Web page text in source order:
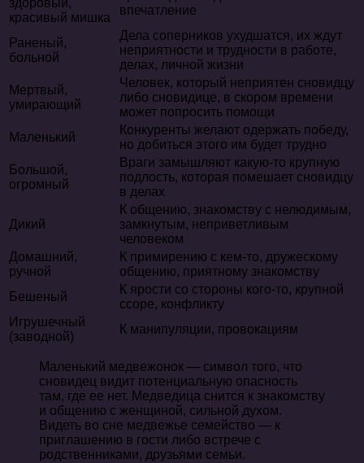
здоровый,
красивый мишка
впечатление
Раненый,
больной
Дела соперников ухудшатся, их ждут
неприятности и трудности в работе,
делах, личной жизни
Мертвый,
умирающий
Человек, который неприятен сновидцу
либо сновидице, в скором времени
может попросить помощи
Маленький
Конкуренты желают одержать победу,
но добиться этого им будет трудно
Большой,
огромный
Враги замышляют какую-то крупную
подлость, которая помешает сновидцу
в делах
Дикий
К общению, знакомству с нелюдимым,
замкнутым, неприветливым
человеком
Домашний,
ручной
К примирению с кем-то, дружескому
общению, приятному знакомству
Бешеный
К ярости со стороны кого-то, крупной
ссоре, конфликту
Игрушечный
(заводной)
К манипуляции, провокациям
Маленький медвежонок — символ того, что
сновидец видит потенциальную опасность
там, где ее нет. Медведица снится к знакомству
и общению с женщиной, сильной духом.
Видеть во сне медвежье семейство — к
приглашению в гости либо встрече с
родственниками, друзьями семьи.